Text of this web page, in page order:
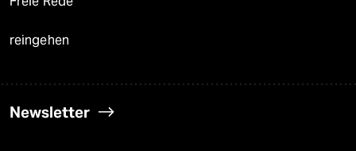
reingehen
Newsletter